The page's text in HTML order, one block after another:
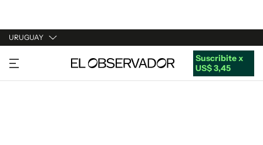
URUGUAY
URUGUAY
ARGENTINA
Suscribite x
US$ 3,45